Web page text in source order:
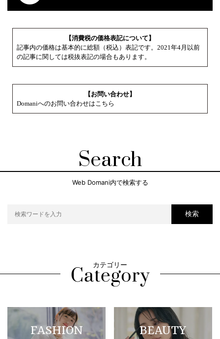
【消費税の価格表記について】
記事内の価格は基本的に総額（税込）表記です。2021年4月以前
の記事に関しては税抜表記の場合もあります。
【お問い合わせ】
Domaniへのお問い合わせはこちら
Search
Web Domani内で検索する
検索
カテゴリー
FASHION BEAUTY